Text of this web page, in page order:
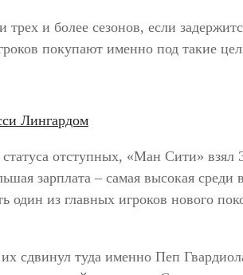
и более сезонов, если
покупают именно под такие
отступных, «Ман Сити» взял
зарплата – самая высокая среди
из главных игроков нового
сдвинул туда именно Пеп